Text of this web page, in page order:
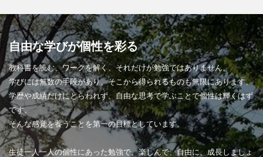
自由な学びが個性を彩る
教科書を読む、ワークを解く、それだけが勉強ではありません。
学びには無数の手段があり、そこから得られるものも無限にあります。
学歴や成績だけにとらわれず、自由な思考で学ぶことで個性は輝くはず
です。
そんな感覚を養うことを第一の目標としています。
生徒一人一人の個性にあった勉強で、楽しんで、自由に、成長しましょ